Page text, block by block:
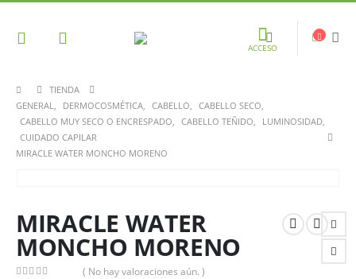
ACCESO
TIENDA
GENERAL, DERMOCOSMÉTICA, CABELLO, CABELLO SECO,
CABELLO MUY SECO O ENCRESPADO, CABELLO TEÑIDO, LUMINOSIDAD,
CUIDADO CAPILAR
MIRACLE WATER MONCHO MORENO
MIRACLE WATER
MONCHO MORENO
( No hay valoraciones aún. )